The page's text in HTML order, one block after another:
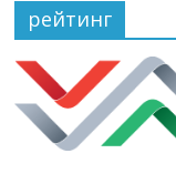
рейтинг